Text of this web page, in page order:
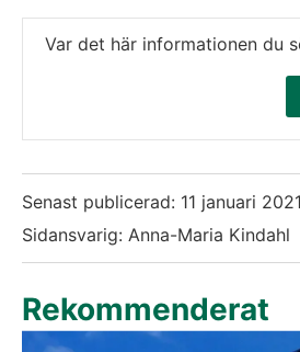
Var det här informationen du
Senast publicerad: 11 januari 2021
Sidansvarig: Anna-Maria Kindahl
Rekommenderat